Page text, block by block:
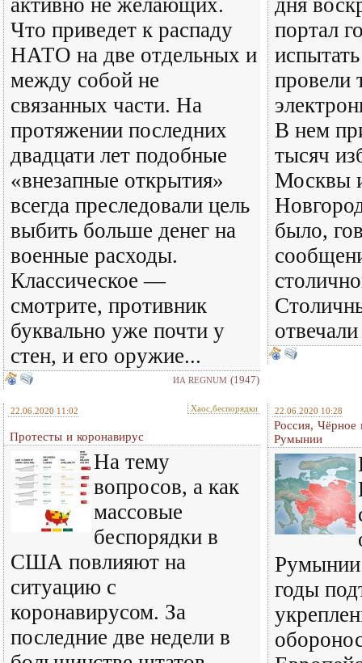
активно не желающих.
Что приведет к распаду
НАТО на две отдельных и
между собой не
связанных части. На
протяжении последних
двадцати лет подобные
«внезапные открытия»
всегда преследовали цель
выбить больше денег на
военные расходы.
Классическое —
смотрите, противник
буквально уже почти у
стен, и его оружие...
ИА REGNUM (1947)
дня
портал
провели
В нем
тысяч
Москвы
было,
22.06.2020 11:02 Хаос,беспорядки
Протесты и коронавирус
На тему
вопросов, а как
массовые
беспорядки в
США повлияют на
ситуацию с
коронавирусом. За
последние две недели в
22.06.2020 10:28
Россия, Чёрное
Румынии
годы